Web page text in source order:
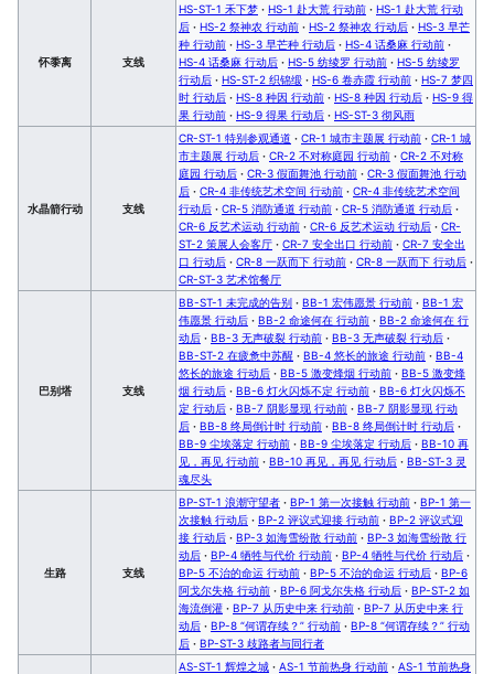
怀黍离 支线
HS-ST-1 禾下梦 · HS-1 赴大荒 行动前 · HS-1 赴大荒 行动
后 · HS-2 祭神农 行动前 · HS-2 祭神农 行动后 · HS-3 早芒
种 行动前 · HS-3 早芒种 行动后 · HS-4 话桑麻 行动前 ·
HS-4 话桑麻 行动后 · HS-5 纺绫罗 行动前 · HS-5 纺绫罗
行动后 · HS-ST-2 织锦缎 · HS-6 卷赤霞 行动前 · HS-7 梦四
时 行动后 · HS-8 种因 行动前 · HS-8 种因 行动后 · HS-9 得
果 行动前 · HS-9 得果 行动后 · HS-ST-3 彻风雨
水晶箭行动 支线
CR-ST-1 特别参观通道 · CR-1 城市主题展 行动前 · CR-1 城
市主题展 行动后 · CR-2 不对称庭园 行动前 · CR-2 不对称
庭园 行动后 · CR-3 假面舞池 行动前 · CR-3 假面舞池 行动
后 · CR-4 非传统艺术空间 行动前 · CR-4 非传统艺术空间
行动后 · CR-5 消防通道 行动前 · CR-5 消防通道 行动后 ·
CR-6 反艺术运动 行动前 · CR-6 反艺术运动 行动后 · CR-
ST-2 策展人会客厅 · CR-7 安全出口 行动前 · CR-7 安全出
口 行动后 · CR-8 一跃而下 行动前 · CR-8 一跃而下 行动后 ·
CR-ST-3 艺术馆餐厅
巴别塔 支线
BB-ST-1 未完成的告别 · BB-1 宏伟愿景 行动前 · BB-1 宏
伟愿景 行动后 · BB-2 命途何在 行动前 · BB-2 命途何在 行
动后 · BB-3 无声破裂 行动前 · BB-3 无声破裂 行动后 ·
BB-ST-2 在疲惫中苏醒 · BB-4 悠长的旅途 行动前 · BB-4
悠长的旅途 行动后 · BB-5 激变烽烟 行动前 · BB-5 激变烽
烟 行动后 · BB-6 灯火闪烁不定 行动前 · BB-6 灯火闪烁不
定 行动后 · BB-7 阴影显现 行动前 · BB-7 阴影显现 行动
后 · BB-8 终局倒计时 行动前 · BB-8 终局倒计时 行动后 ·
BB-9 尘埃落定 行动前 · BB-9 尘埃落定 行动后 · BB-10 再
见，再见 行动前 · BB-10 再见，再见 行动后 · BB-ST-3 灵
魂尽头
生路 支线
BP-ST-1 浪潮守望者 · BP-1 第一次接触 行动前 · BP-1 第一
次接触 行动后 · BP-2 评议式迎接 行动前 · BP-2 评议式迎
接 行动后 · BP-3 如海雪纷散 行动前 · BP-3 如海雪纷散 行
动后 · BP-4 牺牲与代价 行动前 · BP-4 牺牲与代价 行动后 ·
BP-5 不治的命运 行动前 · BP-5 不治的命运 行动后 · BP-6
阿戈尔失格 行动前 · BP-6 阿戈尔失格 行动后 · BP-ST-2 如
海流倒灌 · BP-7 从历史中来 行动前 · BP-7 从历史中来 行
动后 · BP-8 “何谓存续？” 行动前 · BP-8 “何谓存续？” 行动
后 · BP-ST-3 歧路者与同行者
AS-ST-1 辉煌之城 · AS-1 节前热身 行动前 · AS-1 节前热身